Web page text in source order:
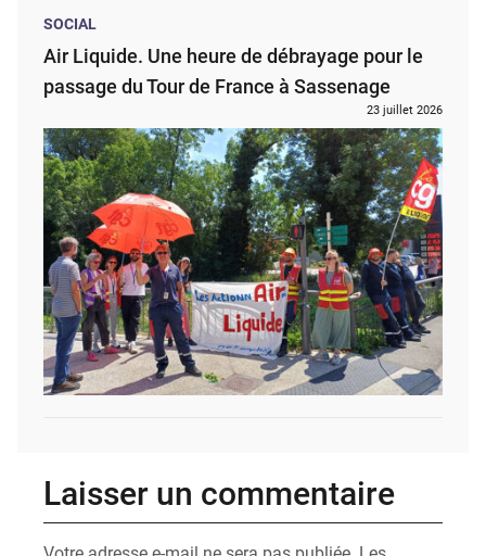
SOCIAL
Air Liquide. Une heure de débrayage pour le
passage du Tour de France à Sassenage
23 juillet 2026
Laisser un commentaire